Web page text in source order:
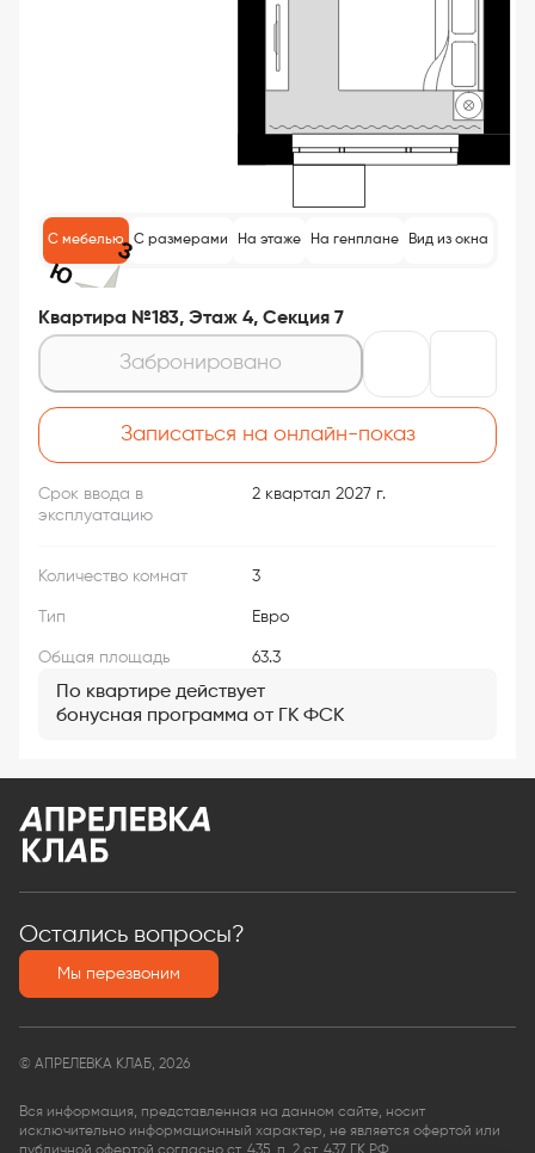
С мебелью С размерами На этаже На генплане Вид из окна
Квартира №183, Этаж 4, Секция 7
Забронировано
Записаться на онлайн-показ
Срок ввода в
эксплуатацию
2 квартал 2027 г.
Количество комнат 3
Тип Евро
Общая площадь 63.3
По квартире действует
бонусная программа от ГК ФСК
Остались вопросы?
Мы перезвоним
© АПРЕЛЕВКА КЛАБ, 2026
Вся информация, представленная на данном сайте, носит
исключительно информационный характер, не является офертой или